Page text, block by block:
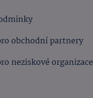
obchodní partnery
neziskové organizace